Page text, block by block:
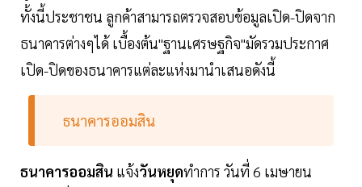
ทั้งนี้ประชาชน ลูกค้าสามารถตรวจสอบข้อมูลเปิด-ปิดจาก
ธนาคารต่างๆได้ เบื้องต้น"ฐานเศรษฐกิจ"มัดรวมประกาศ
เปิด-ปิดของธนาคารแต่ละแห่งมานำเสนอดังนี้
ธนาคารออมสิน
ธนาคารออมสิน แจ้งวันหยุดทำการ วันที่ 6 เมษายน